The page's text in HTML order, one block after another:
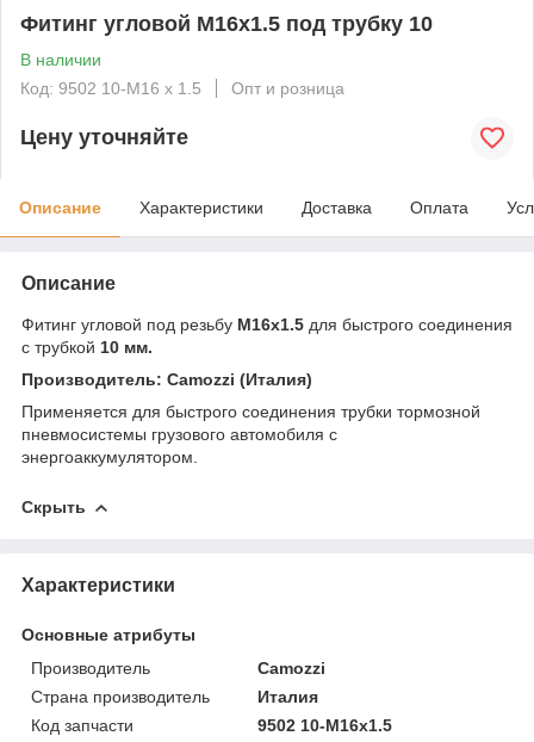
Фитинг угловой M16x1.5 под трубку 10
В наличии
Код: 9502 10-M16 x 1.5
Опт и розница
Цену уточняйте
Описание Характеристики Доставка Оплата
Описание
Фитинг угловой под резьбу M16x1.5 для быстрого соединения
с трубкой 10 мм.
Производитель: Camozzi (Италия)
Применяется для быстрого соединения трубки тормозной
пневмосистемы грузового автомобиля с
энергоаккумулятором.
Скрыть
Характеристики
Основные атрибуты
Производитель
Camozzi
Страна производитель
Италия
Код запчасти
9502 10-M16x1.5